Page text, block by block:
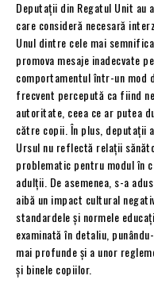
Deputații din Regatul Unit au
care consideră necesară
Unul dintre cele mai
promova mesaje inadecvate
comportamentul într-un mod
frecvent percepută ca fiind
autoritate, ceea ce ar putea
către copii. În plus, deputații
Ursul nu reflectă relații
problematic pentru modul în
adulții. De asemenea, s-a
aibă un impact cultural
standardele și normele
examinată în detaliu,
mai profunde și a unor
și binele copiilor.